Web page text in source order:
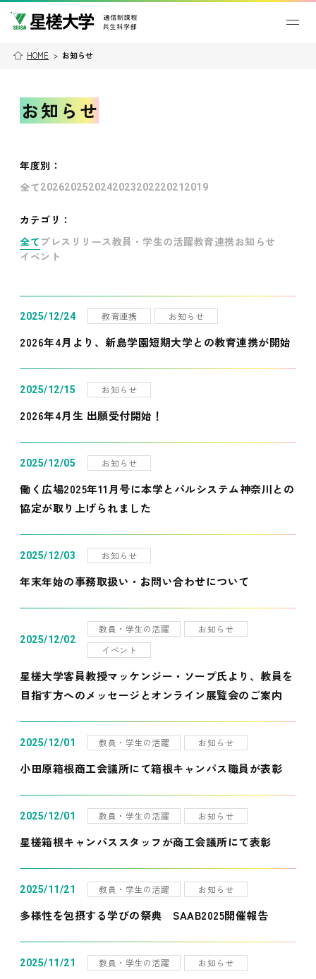
HOME > お知らせ
お知らせ
年度別 ：
全て202620252024202320222021 2019
カテゴリ：
全て プレスリリース教員・学生の活躍教育連携お知らせ
イベント
2025/12/24 教育連携 お知らせ
2026年4月より、新島学園短期大学との教育連携が開始
2025/12/15 お知らせ
2026年4月生 出願受付開始！
2025/12/05 お知らせ
働く広場2025年11月号に本学とパルシステム神奈川との
協定が取り上げられました
2025/12/03 お知らせ
年末年始の事務取扱い・お問い合わせについて
2025/12/02
教員・学生の活躍
お知らせ
イベント
星槎大学客員教授マッケンジー・ソープ氏より、教員を
目指す方へのメッセージとオンライン展覧会のご案内
2025/12/01 教員・学生の活躍 お知らせ
小田原箱根商工会議所にて箱根キャンパス職員が表彰
2025/12/01 教員・学生の活躍 お知らせ
星槎箱根キャンパススタッフが商工会議所にて表彰
2025/11/21 教員・学生の活躍 お知らせ
多様性を包摂する学びの祭典 SAAB2025開催報告
2025/11/21 教員・学生の活躍 お知らせ